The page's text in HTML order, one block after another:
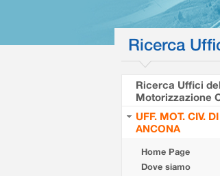
Ricerca
Ricerca Uffici
Motorizzazione
UFF. MOT. CIV. DI
ANCONA
Home Page
Dove siamo